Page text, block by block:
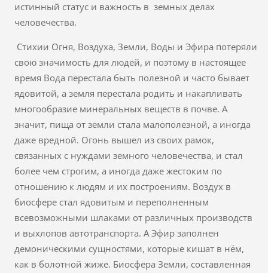
истинный статус и важность в земных делах
человечества.
Стихии Огня, Воздуха, Земли, Воды и Эфира потеряли
свою значимость для людей, и поэтому в настоящее
время Вода перестала быть полезной и часто бывает
ядовитой, а земля перестала родить и накапливать
многообразие минеральных веществ в почве. А
значит, пища от земли стала малополезной, а иногда
даже вредной. Огонь вышел из своих рамок,
связанных с нуждами земного человечества, и стал
более чем строгим, а иногда даже жестоким по
отношению к людям и их построениям. Воздух в
биосфере стал ядовитым и переполненным
всевозможными шлаками от различных производств
и выхлопов автотранспорта. А Эфир заполнен
демоническими сущностями, которые кишат в нём,
как в болотной жиже. Биосфера Земли, составленная